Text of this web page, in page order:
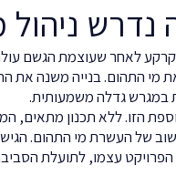
נדרש ניהול
הקרקע לאחר שעוצמת הגשם
התהום. בנייה משנה את
במגרש גדלה משמעותית.
הזו. ללא תכנון מתאים,
של העשרת מי התהום.
עצמו, לתועלת